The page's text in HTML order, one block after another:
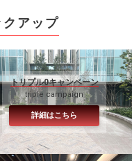
アップ
トリプル0キャンペーン
triple campaign
詳細はこちら